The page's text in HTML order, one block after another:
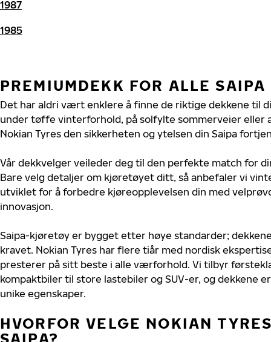
1987
1985
PREMIUMDEKK FOR ALLE
Det har aldri vært enklere å finne de riktige dekkene til
under tøffe vinterforhold, på solfylte sommerveier eller
Nokian Tyres den sikkerheten og ytelsen din Saipa
Vår dekkvelger veileder deg til den perfekte match for
Bare velg detaljer om kjøretøyet ditt, så anbefaler vi
utviklet for å forbedre kjøreopplevelsen din med
innovasjon.
Saipa-kjøretøy er bygget etter høye standarder;
kravet. Nokian Tyres har flere tiår med nordisk
presterer på sitt beste i alle værforhold. Vi tilbyr
kompaktbiler til store lastebiler og SUV-er, og dekkene
unike egenskaper.
HVORFOR VELGE NOKIAN
SAIPA?